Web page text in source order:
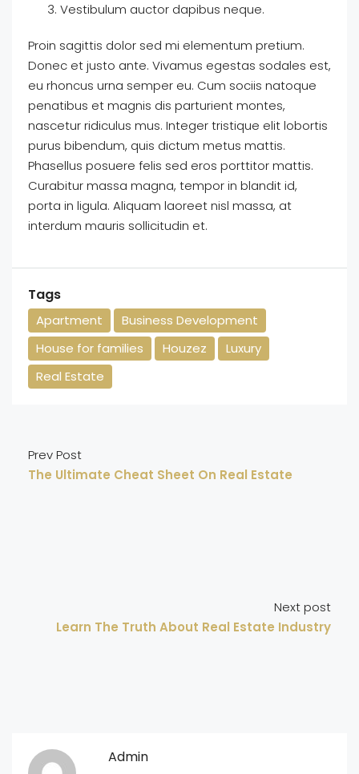
Vestibulum auctor dapibus neque.
Proin sagittis dolor sed mi elementum pretium.
Donec et justo ante. Vivamus egestas sodales est,
eu rhoncus urna semper eu. Cum sociis natoque
penatibus et magnis dis parturient montes,
nascetur ridiculus mus. Integer tristique elit lobortis
purus bibendum, quis dictum metus mattis.
Phasellus posuere felis sed eros porttitor mattis.
Curabitur massa magna, tempor in blandit id,
porta in ligula. Aliquam laoreet nisl massa, at
interdum mauris sollicitudin et.
Tags
Apartment
Business Development
House for families
Houzez
Luxury
Real Estate
Prev Post
The Ultimate Cheat Sheet On Real Estate
Next post
Learn The Truth About Real Estate Industry
Admin